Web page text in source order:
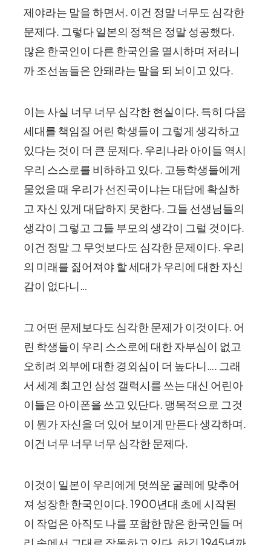
제야라는 말을 하면서. 이건 정말 너무도 심각한
문제다. 그렇다 일본의 정책은 정말 성공했다.
많은 한국인이 다른 한국인을 멸시하며 저러니
까 조선놈들은 안돼라는 말을 되 뇌이고 있다.
이는 사실 너무 너무 심각한 현실이다. 특히 다음
세대를 책임질 어린 학생들이 그렇게 생각하고
있다는 것이 더 큰 문제다. 우리나라 아이들 역시
우리 스스로를 비하하고 있다. 고등학생들에게
물었을 때 우리가 선진국이냐는 대답에 확실하
고 자신 있게 대답하지 못한다. 그들 선생님들의
생각이 그렇고 그들 부모의 생각이 그럴 것이다.
이건 정말 그 무엇보다도 심각한 문제이다. 우리
의 미래를 짊어져야 할 세대가 우리에 대한 자신
감이 없다니…
그 어떤 문제보다도 심각한 문제가 이것이다. 어
린 학생들이 우리 스스로에 대한 자부심이 없고
오히려 외부에 대한 경외심이 더 높다니…. 그래
서 세계 최고인 삼성 갤럭시를 쓰는 대신 어린아
이들은 아이폰을 쓰고 있단다. 맹목적으로 그것
이 뭔가 자신을 더 있어 보이게 만든다 생각하며.
이건 너무 너무 너무 심각한 문제다.
이것이 일본이 우리에게 덧씌운 굴레에 맞추어
져 성장한 한국인이다. 1900년대 초에 시작된
이 작업은 아직도 나를 포함한 많은 한국인들 머
리 속에서 그대로 작동하고 있다. 하긴 1945년까